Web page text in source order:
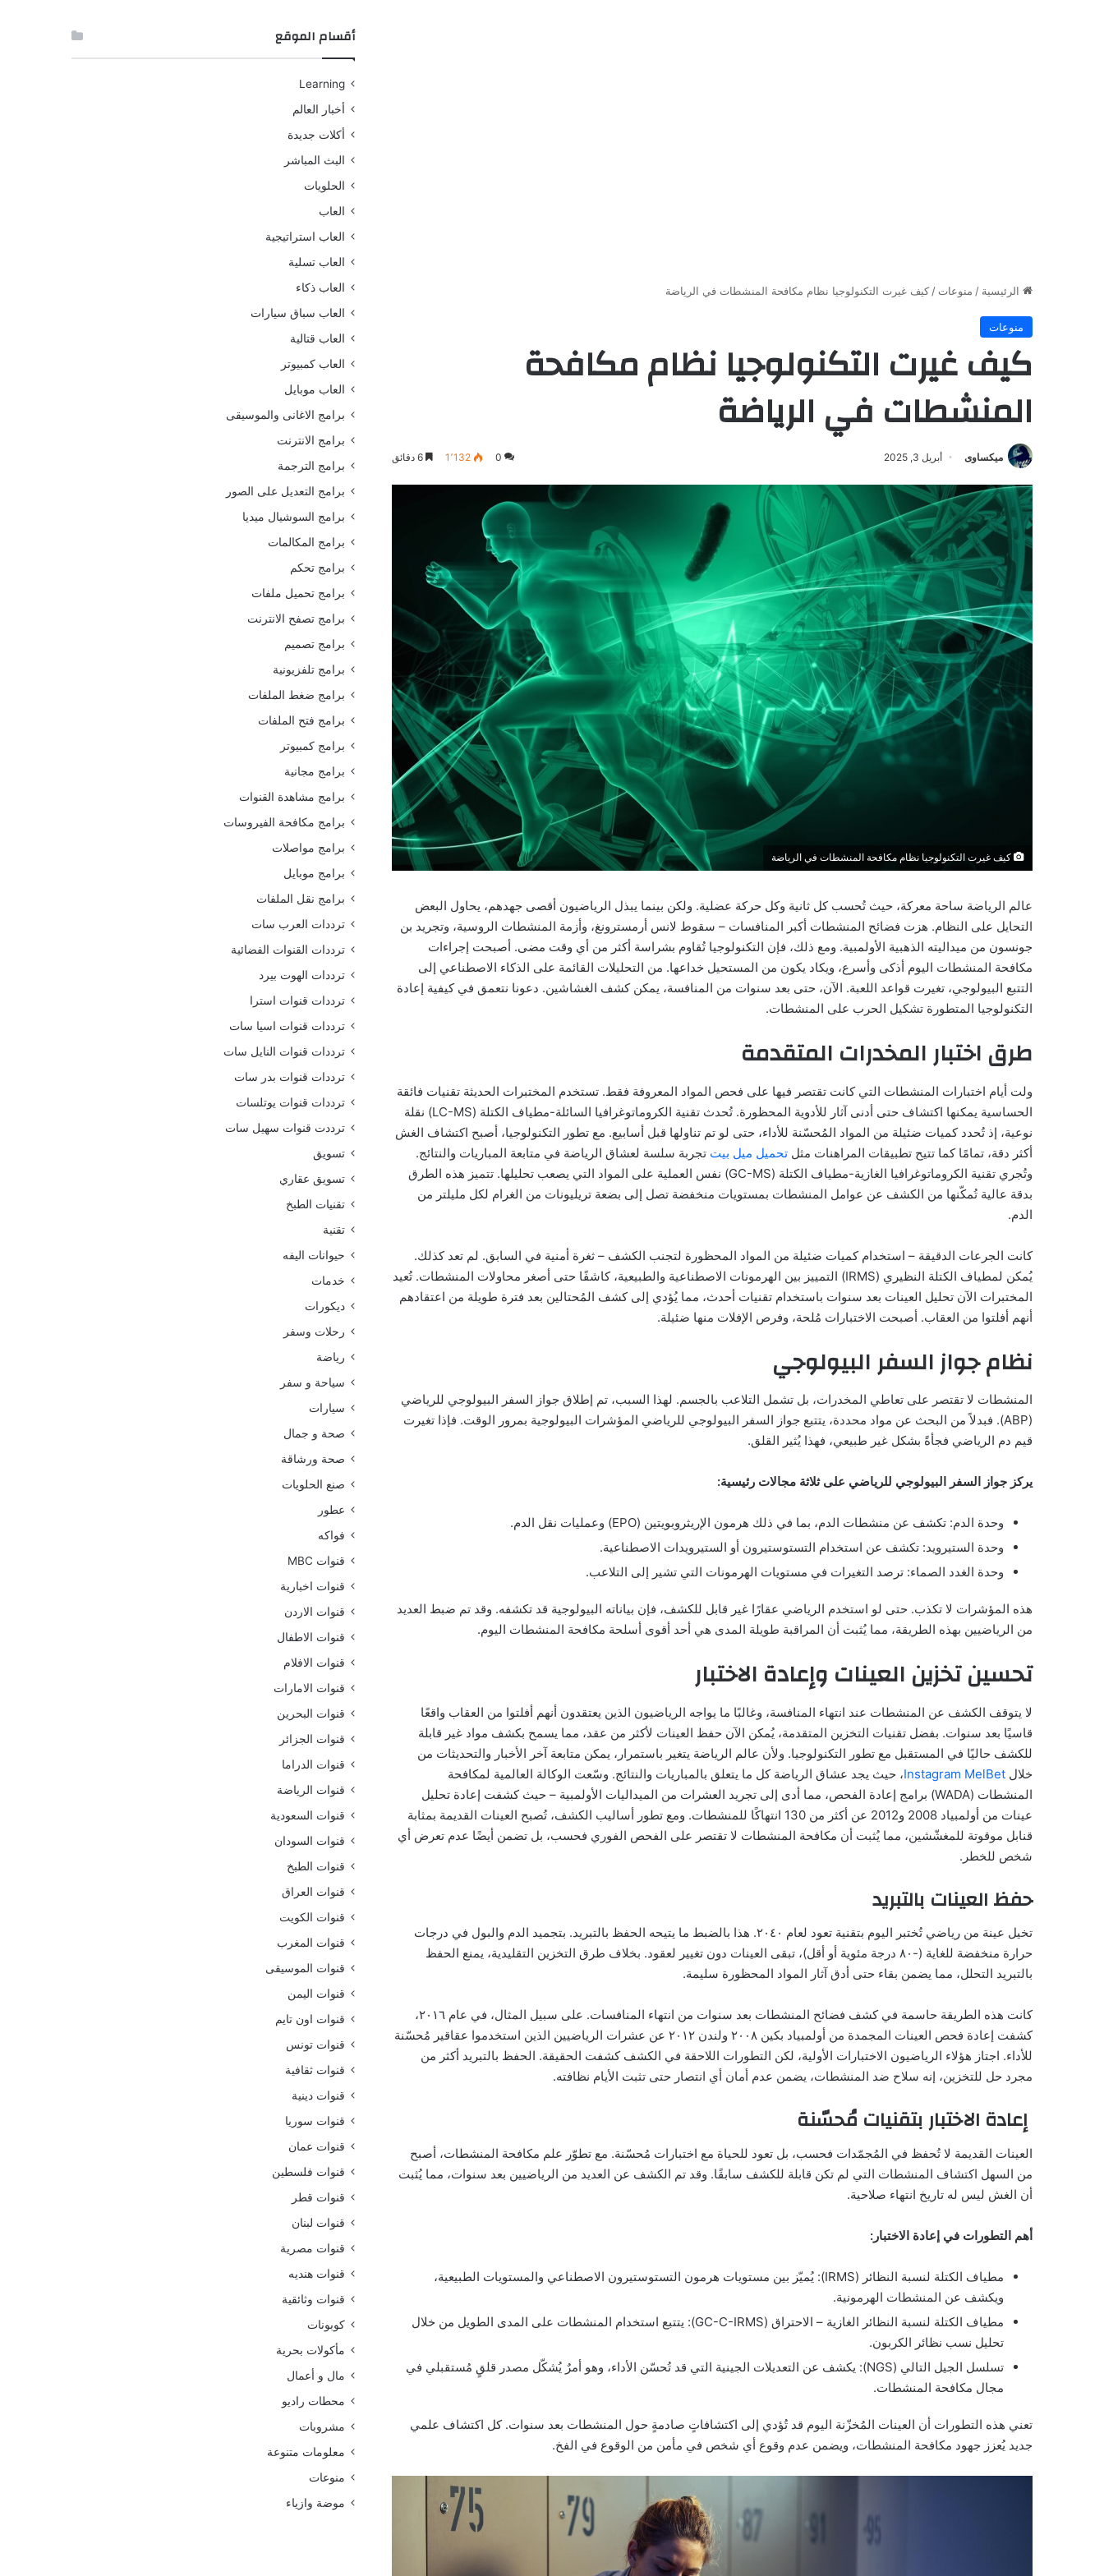
الرئيسية / منوعات / كيف غيرت التكنولوجيا نظام مكافحة المنشطات في الرياضة
منوعات
كيف غيرت التكنولوجيا نظام مكافحة
المنشطات في الرياضة
ميكساوى أبريل 3, 2025 0 1٬132
كيف غيرت التكنولوجيا نظام مكافحة المنشطات في الرياضة
عالم الرياضة ساحة معركة، حيث تُحسب كل ثانية وكل حركة عضلية. ولكن بينما يبذل الرياضيون أقصى جهدهم، يحاول البعض
التحايل على النظام. هزت فضائح المنشطات أكبر المنافسات – سقوط لانس أرمسترونغ، وأزمة المنشطات الروسية، وتجريد بن
جونسون من ميداليته الذهبية الأولمبية. ومع ذلك، فإن التكنولوجيا تُقاوم بشراسة أكثر من أي وقت مضى. أصبحت إجراءات
مكافحة المنشطات اليوم أذكى وأسرع، ويكاد يكون من المستحيل خداعها. من التحليلات القائمة على الذكاء الاصطناعي إلى
التتبع البيولوجي، تغيرت قواعد اللعبة. الآن، حتى بعد سنوات من المنافسة، يمكن كشف الغشاشين. دعونا نتعمق في كيفية إعادة
التكنولوجيا المتطورة تشكيل الحرب على المنشطات.
طرق اختبار المخدرات المتقدمة
ولت أيام اختبارات المنشطات التي كانت تقتصر فيها على فحص المواد المعروفة فقط. تستخدم المختبرات الحديثة تقنيات فائقة
الحساسية يمكنها اكتشاف حتى أدنى آثار للأدوية المحظورة. تُحدث تقنية الكروماتوغرافيا السائلة-مطياف الكتلة (LC-MS) نقلة
نوعية، إذ تُحدد كميات ضئيلة من المواد المُحسّنة للأداء، حتى لو تم تناولها قبل أسابيع. مع تطور التكنولوجيا، أصبح اكتشاف الغش
أكثر دقة، تمامًا كما تتيح تطبيقات المراهنات مثل تحميل ميل بيت تجربة سلسة لعشاق الرياضة في متابعة المباريات والنتائج.
وتُجري تقنية الكروماتوغرافيا الغازية-مطياف الكتلة (GC-MS) نفس العملية على المواد التي يصعب تحليلها. تتميز هذه الطرق
بدقة عالية تُمكّنها من الكشف عن عوامل المنشطات بمستويات منخفضة تصل إلى بضعة تريليونات من الغرام لكل مليلتر من
الدم.
كانت الجرعات الدقيقة – استخدام كميات ضئيلة من المواد المحظورة لتجنب الكشف – ثغرة أمنية في السابق. لم تعد كذلك.
يُمكن لمطياف الكتلة النظيري (IRMS) التمييز بين الهرمونات الاصطناعية والطبيعية، كاشفًا حتى أصغر محاولات المنشطات. تُعيد
المختبرات الآن تحليل العينات بعد سنوات باستخدام تقنيات أحدث، مما يُؤدي إلى كشف المُحتالين بعد فترة طويلة من اعتقادهم
أنهم أفلتوا من العقاب. أصبحت الاختبارات مُلحة، وفرص الإفلات منها ضئيلة.
نظام جواز السفر البيولوجي
المنشطات لا تقتصر على تعاطي المخدرات، بل تشمل التلاعب بالجسم. لهذا السبب، تم إطلاق جواز السفر البيولوجي للرياضي
(ABP). فبدلاً من البحث عن مواد محددة، يتتبع جواز السفر البيولوجي للرياضي المؤشرات البيولوجية بمرور الوقت. فإذا تغيرت
قيم دم الرياضي فجأةً بشكل غير طبيعي، فهذا يُثير القلق.
يركز جواز السفر البيولوجي للرياضي على ثلاثة مجالات رئيسية:
وحدة الدم: تكشف عن منشطات الدم، بما في ذلك هرمون الإريثروبويتين (EPO) وعمليات نقل الدم.
وحدة الستيرويد: تكشف عن استخدام التستوستيرون أو الستيرويدات الاصطناعية.
وحدة الغدد الصماء: ترصد التغيرات في مستويات الهرمونات التي تشير إلى التلاعب.
هذه المؤشرات لا تكذب. حتى لو استخدم الرياضي عقارًا غير قابل للكشف، فإن بياناته البيولوجية قد تكشفه. وقد تم ضبط العديد
من الرياضيين بهذه الطريقة، مما يُثبت أن المراقبة طويلة المدى هي أحد أقوى أسلحة مكافحة المنشطات اليوم.
تحسين تخزين العينات وإعادة الاختبار
لا يتوقف الكشف عن المنشطات عند انتهاء المنافسة، وغالبًا ما يواجه الرياضيون الذين يعتقدون أنهم أفلتوا من العقاب واقعًا
قاسيًا بعد سنوات. بفضل تقنيات التخزين المتقدمة، يُمكن الآن حفظ العينات لأكثر من عقد، مما يسمح بكشف مواد غير قابلة
للكشف حاليًا في المستقبل مع تطور التكنولوجيا. ولأن عالم الرياضة يتغير باستمرار، يمكن متابعة آخر الأخبار والتحديثات من
خلال Instagram MelBet، حيث يجد عشاق الرياضة كل ما يتعلق بالمباريات والنتائج. وسّعت الوكالة العالمية لمكافحة
المنشطات (WADA) برامج إعادة الفحص، مما أدى إلى تجريد العشرات من الميداليات الأولمبية – حيث كشفت إعادة تحليل
عينات من أولمبياد 2008 و2012 عن أكثر من 130 انتهاكًا للمنشطات. ومع تطور أساليب الكشف، تُصبح العينات القديمة بمثابة
قنابل موقوتة للمغشّشين، مما يُثبت أن مكافحة المنشطات لا تقتصر على الفحص الفوري فحسب، بل تضمن أيضًا عدم تعرض أي
شخص للخطر.
حفظ العينات بالتبريد
تخيل عينة من رياضي تُختبر اليوم بتقنية تعود لعام ٢٠٤٠. هذا بالضبط ما يتيحه الحفظ بالتبريد. بتجميد الدم والبول في درجات
حرارة منخفضة للغاية (-٨٠ درجة مئوية أو أقل)، تبقى العينات دون تغيير لعقود. بخلاف طرق التخزين التقليدية، يمنع الحفظ
بالتبريد التحلل، مما يضمن بقاء حتى أدق آثار المواد المحظورة سليمة.
كانت هذه الطريقة حاسمة في كشف فضائح المنشطات بعد سنوات من انتهاء المنافسات. على سبيل المثال، في عام ٢٠١٦،
كشفت إعادة فحص العينات المجمدة من أولمبياد بكين ٢٠٠٨ ولندن ٢٠١٢ عن عشرات الرياضيين الذين استخدموا عقاقير مُحسّنة
للأداء. اجتاز هؤلاء الرياضيون الاختبارات الأولية، لكن التطورات اللاحقة في الكشف كشفت الحقيقة. الحفظ بالتبريد أكثر من
مجرد حل للتخزين، إنه سلاح ضد المنشطات، يضمن عدم أمان أي انتصار حتى تثبت الأيام نظافته.
إعادة الاختبار بتقنيات مُحسّنة
العينات القديمة لا تُحفظ في المُجمّدات فحسب، بل تعود للحياة مع اختبارات مُحسّنة. مع تطوّر علم مكافحة المنشطات، أصبح
من السهل اكتشاف المنشطات التي لم تكن قابلة للكشف سابقًا. وقد تم الكشف عن العديد من الرياضيين بعد سنوات، مما يُثبت
أن الغش ليس له تاريخ انتهاء صلاحية.
أهم التطورات في إعادة الاختبار:
مطياف الكتلة لنسبة النظائر (IRMS): يُميّز بين مستويات هرمون التستوستيرون الاصطناعي والمستويات الطبيعية،
ويكشف عن المنشطات الهرمونية.
مطياف الكتلة لنسبة النظائر الغازية – الاحتراق (GC-C-IRMS): يتتبع استخدام المنشطات على المدى الطويل من خلال
تحليل نسب نظائر الكربون.
تسلسل الجيل التالي (NGS): يكشف عن التعديلات الجينية التي قد تُحسّن الأداء، وهو أمرٌ يُشكّل مصدر قلقٍ مُستقبلي في
مجال مكافحة المنشطات.
تعني هذه التطورات أن العينات المُخزّنة اليوم قد تُؤدي إلى اكتشافاتٍ صادمةٍ حول المنشطات بعد سنوات. كل اكتشاف علمي
جديد يُعزز جهود مكافحة المنشطات، ويضمن عدم وقوع أي شخص في مأمن من الوقوع في الفخ.
أقسام الموقع
Learning
أخبار العالم
أكلات جديدة
البث المباشر
الحلويات
العاب
العاب استراتيجية
العاب تسلية
العاب ذكاء
العاب سباق سيارات
العاب قتالية
العاب كمبيوتر
العاب موبايل
برامج الاغانى والموسيقى
برامج الانترنت
برامج الترجمة
برامج التعديل على الصور
برامج السوشيال ميديا
برامج المكالمات
برامج تحكم
برامج تحميل ملفات
برامج تصفح الانترنت
برامج تصميم
برامج تلفزيونية
برامج ضغط الملفات
برامج فتح الملفات
برامج كمبيوتر
برامج مجانية
برامج مشاهدة القنوات
برامج مكافحة الفيروسات
برامج مواصلات
برامج موبايل
برامج نقل الملفات
ترددات العرب سات
ترددات القنوات الفضائية
ترددات الهوت بيرد
ترددات قنوات استرا
ترددات قنوات اسيا سات
ترددات قنوات النايل سات
ترددات قنوات بدر سات
ترددات قنوات يوتلسات
ترددت قنوات سهيل سات
تسويق
تسويق عقاري
تقنيات الطبخ
تقنية
حيوانات اليفه
خدمات
ديكورات
رحلات وسفر
رياضة
سياحة و سفر
سيارات
صحة و جمال
صحة ورشاقة
صنع الحلويات
عطور
فواكه
قنوات MBC
قنوات اخبارية
قنوات الاردن
قنوات الاطفال
قنوات الافلام
قنوات الامارات
قنوات البحرين
قنوات الجزائر
قنوات الدراما
قنوات الرياضة
قنوات السعودية
قنوات السودان
قنوات الطبخ
قنوات العراق
قنوات الكويت
قنوات المغرب
قنوات الموسيقى
قنوات اليمن
قنوات اون تايم
قنوات تونس
قنوات ثقافية
قنوات دينية
قنوات سوريا
قنوات عمان
قنوات فلسطين
قنوات قطر
قنوات لبنان
قنوات مصرية
قنوات هنديه
قنوات وثائقية
كوبونات
مأكولات بحرية
مال و أعمال
محطات راديو
مشروبات
معلومات متنوعة
منوعات
موضة وازياء